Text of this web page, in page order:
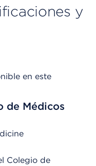
y
en este
de Médicos
Colegio de